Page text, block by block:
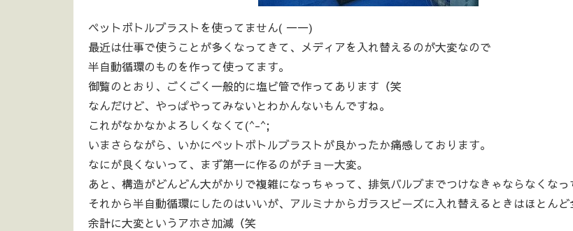
ペットボトルブラストを使ってません( 一一)
最近は仕事で使うことが多くなってきて、メディアを入れ替えるのが大変なので
半自動循環のものを作って使ってます。
御覧のとおり、ごくごく一般的に塩ビ管で作ってあります（笑
なんだけど、やっぱやってみないとわかんないもんですね。
これがなかなかよろしくなくて(^-^;
いまさらながら、いかにペットボトルブラストが良かったか痛感しております。
なにが良くないって、まず第一に作るのがチョー大変。
あと、構造がどんどん大がかりで複雑になっちゃって、排気バルブまでつけなきゃならなくな
それから半自動循環にしたのはいいが、アルミナからガラスビーズに入れ替えるときはほとんど
余計に大変というアホさ加減（笑